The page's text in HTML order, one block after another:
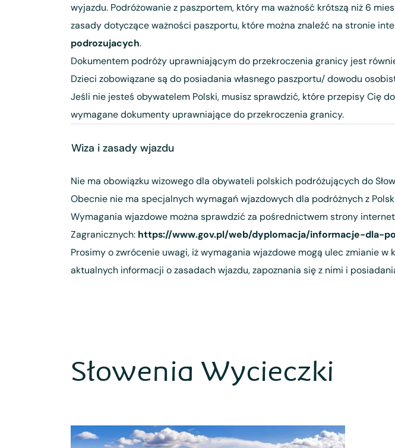
wyjazdu. Podróżowanie z paszportem, który ma ważność krótszą niż 6
zasady dotyczące ważności paszportu, które można znaleźć na stronie
podrozujacych.
Dokumentem podróży uprawniającym do przekroczenia granicy jest
Dzieci zobowiązane są do posiadania własnego paszportu/ dowodu
Jeśli nie jesteś obywatelem Polski, musisz sprawdzić, które przepisy Cię
wymagane dokumenty uprawniające do przekroczenia granicy.
Wiza i zasady wjazdu
Nie ma obowiązku wizowego dla obywateli polskich podróżujących do
Obecnie nie ma specjalnych wymagań wjazdowych dla podróżnych z
Wymagania wjazdowe można sprawdzić za pośrednictwem strony
Zagranicznych: https://www.gov.pl/web/dyplomacja/informacje-dla-
Prosimy o zwrócenie uwagi, iż wymagania wjazdowe mogą ulec zmianie
aktualnych informacji o zasadach wjazdu, zapoznania się z nimi i
Słowenia Wycieczki